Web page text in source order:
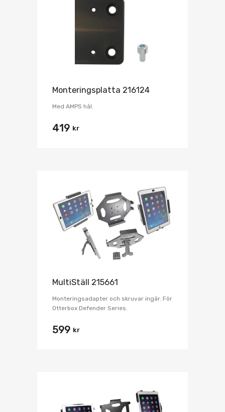
Monteringsplatta 216124
Med AMPS hål.
419 kr
MultiStäll 215661
Monteringsadapter och skruvar ingår. För
Otterbox Defender Series.
599 kr